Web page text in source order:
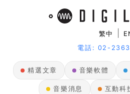
繁中
電話: 02-
精選文章 音樂軟體
音樂消息 互動科